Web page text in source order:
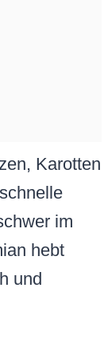
Karotten
im
hebt
und